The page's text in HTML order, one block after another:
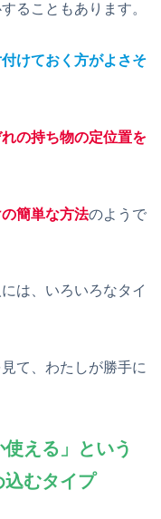
ることもあります。
けておく方がよさそ
の持ち物の定位置を
簡単な方法のようで
は、いろいろなタイ
て、わたしが勝手に
える」という
込むタイプ